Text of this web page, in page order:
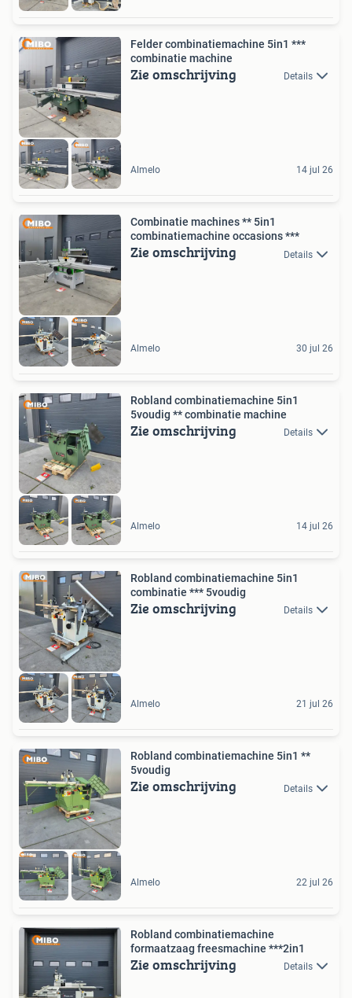
Felder combinatiemachine 5in1 ***
combinatie machine
Zie omschrijving Details
Almelo 14 jul 26
Combinatie machines ** 5in1
combinatiemachine occasions ***
Zie omschrijving Details
Almelo 30 jul 26
Robland combinatiemachine 5in1
5voudig ** combinatie machine
Zie omschrijving Details
Almelo 14 jul 26
Robland combinatiemachine 5in1
combinatie *** 5voudig
Zie omschrijving Details
Almelo 21 jul 26
Robland combinatiemachine 5in1 **
5voudig
Zie omschrijving Details
Almelo 22 jul 26
Robland combinatiemachine
formaatzaag freesmachine ***2in1
Zie omschrijving Details